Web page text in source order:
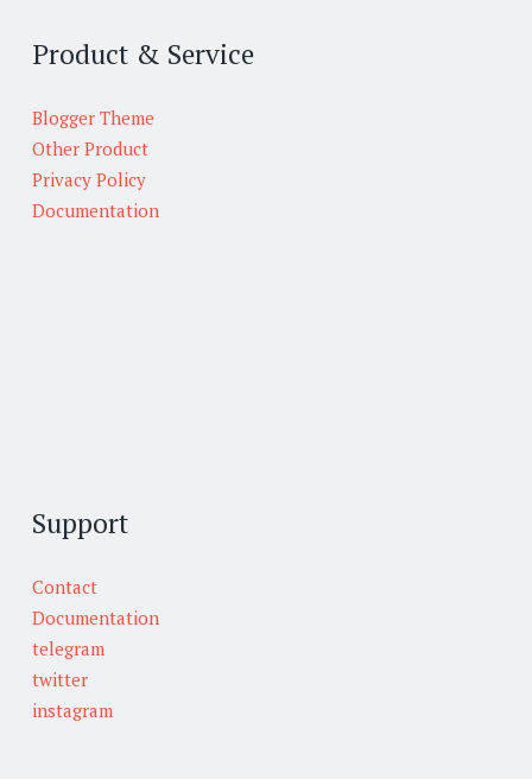
Product & Service
Blogger Theme
Other Product
Privacy Policy
Documentation
Support
Contact
Documentation
telegram
twitter
instagram